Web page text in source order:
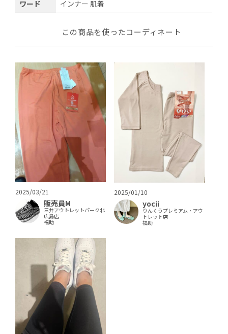
ワード インナー 肌着
この商品を使ったコーディネート
2025/03/21
販売員M
三井アウトレットパーク北
広島店
福助
2025/01/10
yocii
りんくうプレミアム・アウ
トレット店
福助